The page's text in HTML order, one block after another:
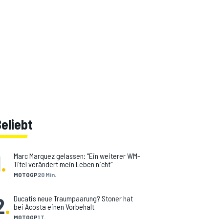
. MOTOGP20 Min.
Marc Marquez gelassen: "Ein weiterer WM-
Titel verändert mein Leben nicht"
. MOTOGP1 T.
Ducatis neue Traumpaarung? Stoner hat
bei Acosta einen Vorbehalt